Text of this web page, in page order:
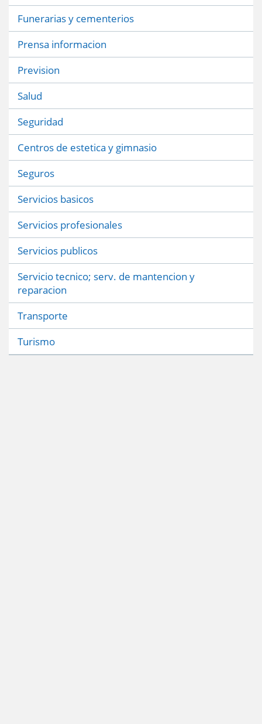
Funerarias y cementerios
Prensa informacion
Prevision
Salud
Seguridad
Centros de estetica y gimnasio
Seguros
Servicios basicos
Servicios profesionales
Servicios publicos
Servicio tecnico; serv. de mantencion y
reparacion
Transporte
Turismo